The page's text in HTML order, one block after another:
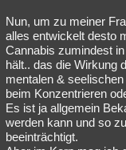
Übersichten
Besucht
Lesenswert
Nun, um zu meiner
alles entwickelt desto
Cannabis zumindest
hält.. das die Wirkung
mentalen &
beim Konzentrieren
Es ist ja allgemein
werden kann und so
beeinträchtigt.